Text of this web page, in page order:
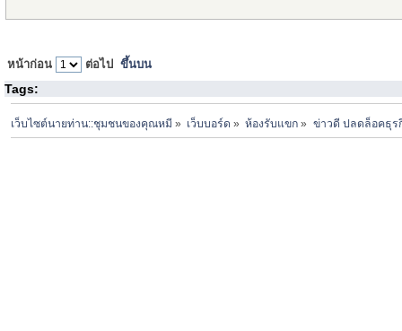
หน้าก่อน ต่อไป ขึ้นบน
Tags:
เว็บไซต์นายท่าน::ชุมชนของคุณหมี » เว็บบอร์ด » ห้องรับแขก » ข่าวดี ปลดล็อคธุร